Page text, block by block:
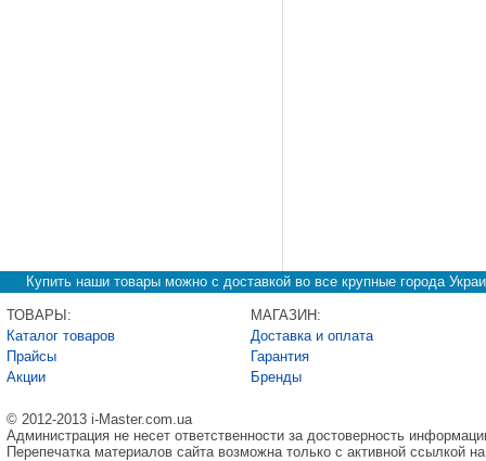
Купить наши товары можно с доставкой во все крупные города
ТОВАРЫ:
Каталог товаров
Прайсы
Акции
МАГАЗИН:
Доставка и оплата
Гарантия
Бренды
© 2012-2013 i-Master.com.ua
Администрация не несет ответственности за достоверность
Перепечатка материалов сайта возможна только с активной ссылкой